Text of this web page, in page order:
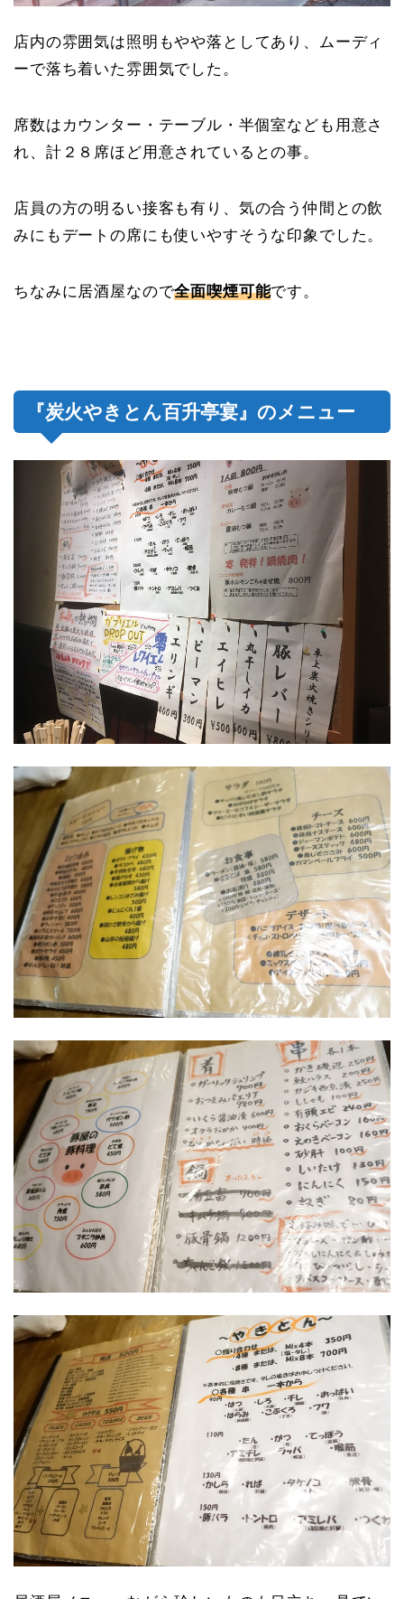
店内の雰囲気は照明もやや落としてあり、ムーディ
ーで落ち着いた雰囲気でした。
席数はカウンター・テーブル・半個室なども用意さ
れ、計２８席ほど用意されているとの事。
店員の方の明るい接客も有り、気の合う仲間との飲
みにもデートの席にも使いやすそうな印象でした。
ちなみに居酒屋なので全面喫煙可能です。
『炭火やきとん百升亭宴』のメニュー